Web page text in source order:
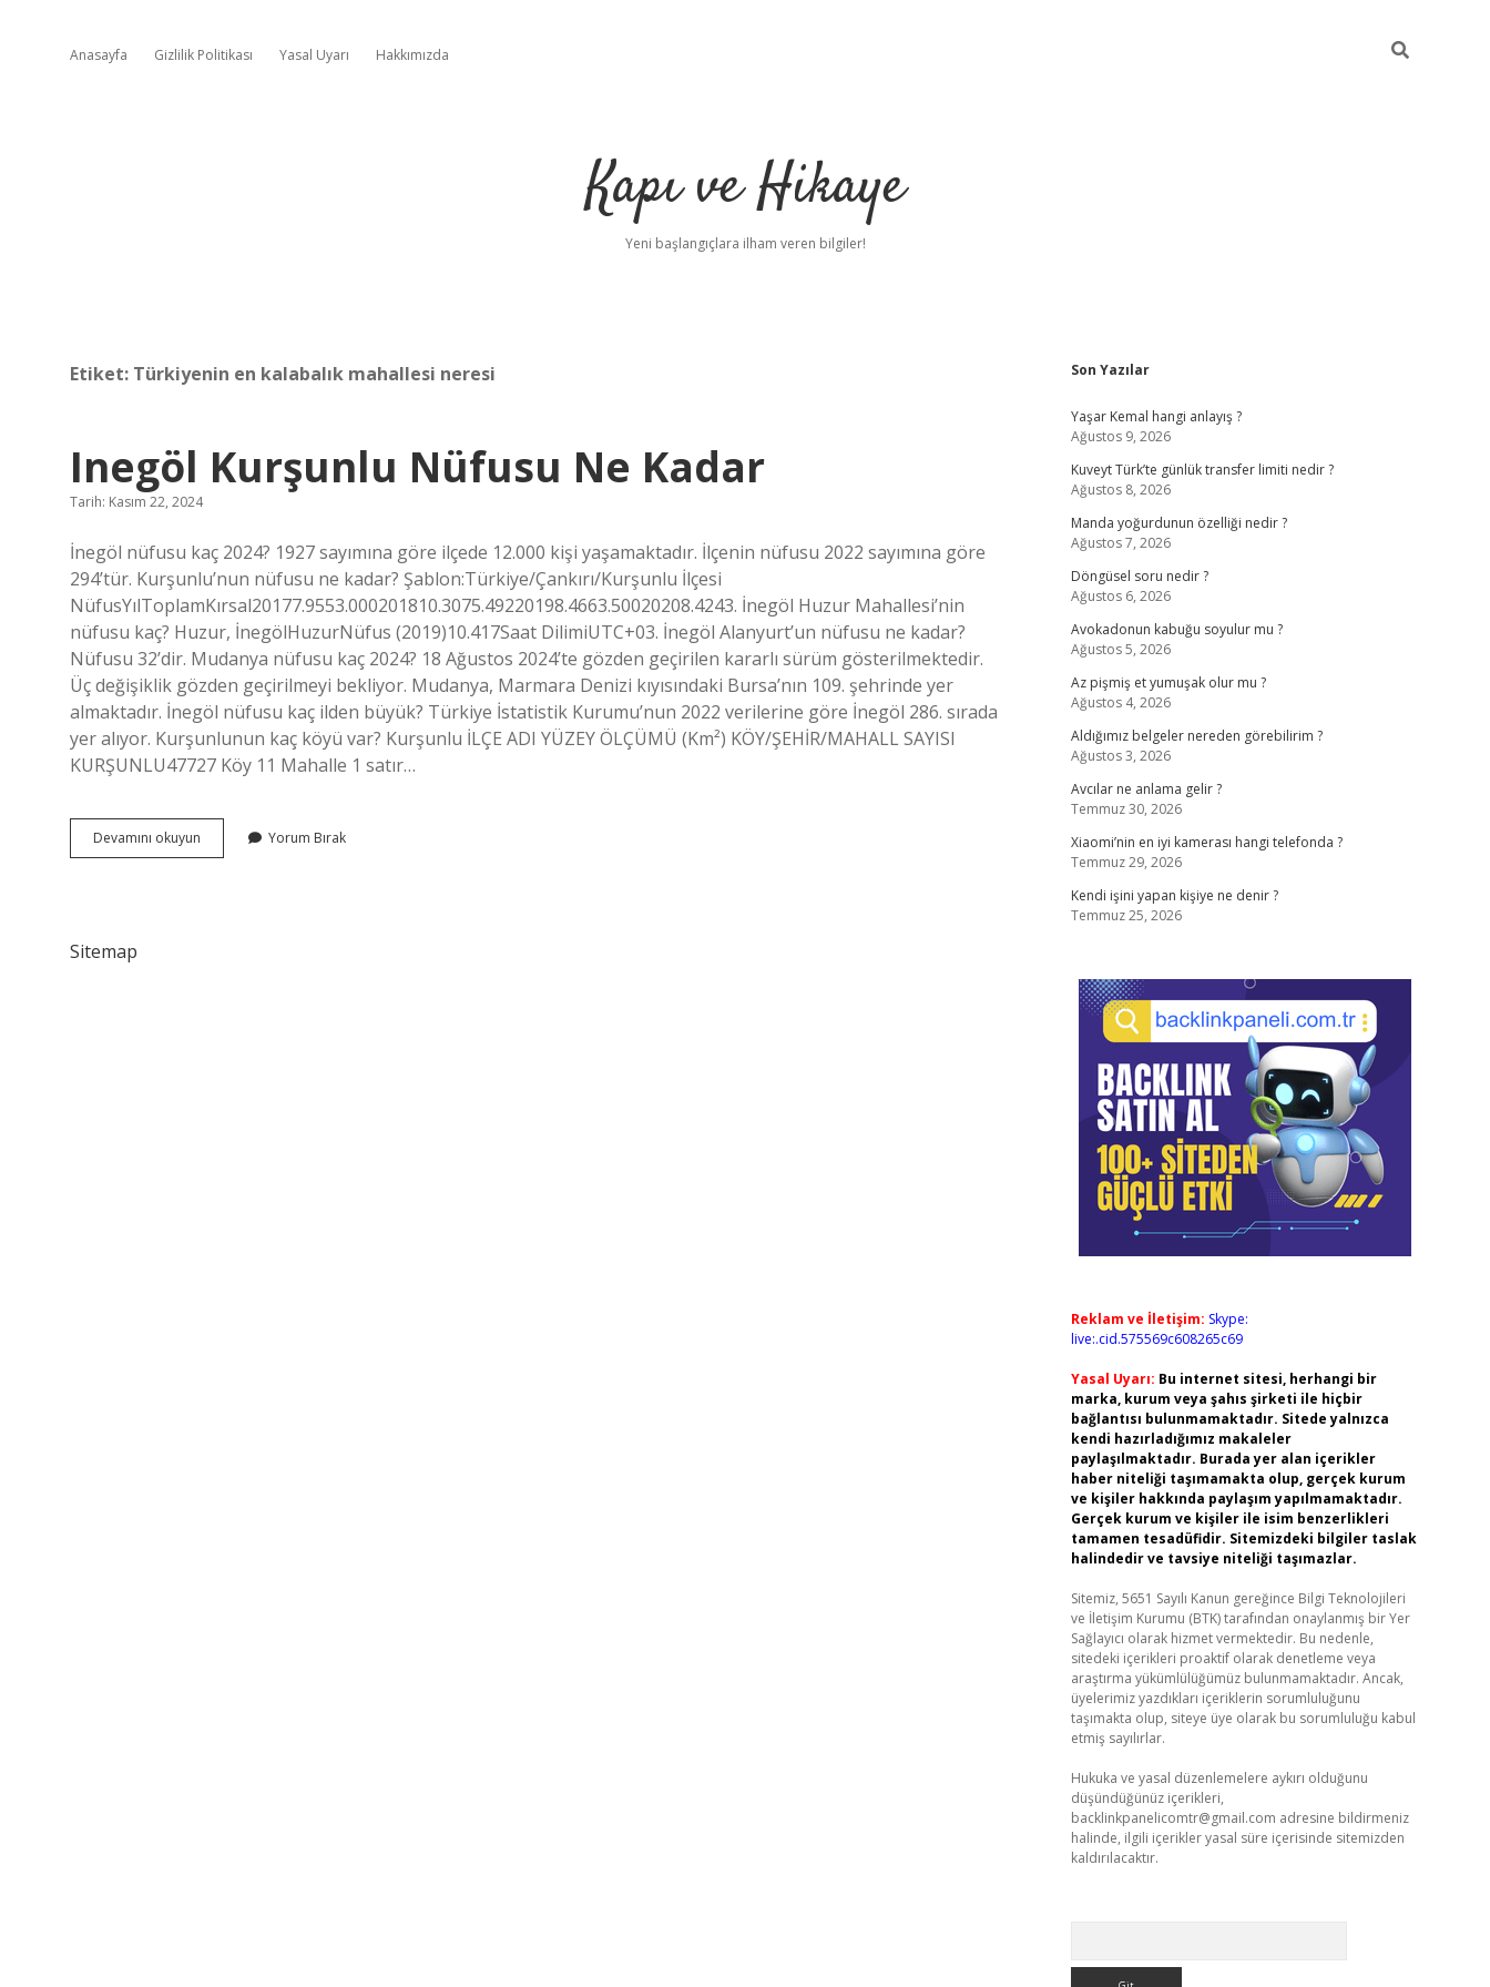
Anasayfa Gizlilik Politikası Yasal Uyarı Hakkımızda
Kapı ve Hikaye
Yeni başlangıçlara ilham veren bilgiler!
Etiket: Türkiyenin en kalabalık mahallesi neresi
Inegöl Kurşunlu Nüfusu Ne Kadar
Tarih: Kasım 22, 2024
İnegöl nüfusu kaç 2024? 1927 sayımına göre ilçede 12.000 kişi yaşamaktadır. İlçenin nüfusu 2022 sayımına göre
294’tür. Kurşunlu’nun nüfusu ne kadar? Şablon:Türkiye/Çankırı/Kurşunlu İlçesi
NüfusYılToplamKırsal20177.9553.000201810.3075.49220198.4663.50020208.4243. İnegöl Huzur Mahallesi’nin
nüfusu kaç? Huzur, İnegölHuzurNüfus (2019)10.417Saat DilimiUTC+03. İnegöl Alanyurt’un nüfusu ne kadar?
Nüfusu 32’dir. Mudanya nüfusu kaç 2024? 18 Ağustos 2024’te gözden geçirilen kararlı sürüm gösterilmektedir.
Üç değişiklik gözden geçirilmeyi bekliyor. Mudanya, Marmara Denizi kıyısındaki Bursa’nın 109. şehrinde yer
almaktadır. İnegöl nüfusu kaç ilden büyük? Türkiye İstatistik Kurumu’nun 2022 verilerine göre İnegöl 286. sırada
yer alıyor. Kurşunlunun kaç köyü var? Kurşunlu İLÇE ADI YÜZEY ÖLÇÜMÜ (Km²) KÖY/ŞEHİR/MAHALL SAYISI
KURŞUNLU47727 Köy 11 Mahalle 1 satır…
Devamını okuyun
Kurşunlu
Yorum Bırak
Sitemap
Sidebar
Son Yazılar
Yaşar Kemal hangi anlayış ?
Ağustos 9, 2026
Kuveyt Türk’te günlük transfer limiti nedir ?
Ağustos 8, 2026
Manda yoğurdunun özelliği nedir ?
Ağustos 7, 2026
Döngüsel soru nedir ?
Ağustos 6, 2026
Avokadonun kabuğu soyulur mu ?
Ağustos 5, 2026
Az pişmiş et yumuşak olur mu ?
Ağustos 4, 2026
Aldığımız belgeler nereden görebilirim ?
Ağustos 3, 2026
Avcılar ne anlama gelir ?
Temmuz 30, 2026
Xiaomi’nin en iyi kamerası hangi telefonda ?
Temmuz 29, 2026
Kendi işini yapan kişiye ne denir ?
Temmuz 25, 2026
Reklam ve İletişim: Skype:
live:.cid.575569c608265c69
Yasal Uyarı: Bu internet sitesi, herhangi bir
marka, kurum veya şahıs şirketi ile hiçbir
bağlantısı bulunmamaktadır. Sitede yalnızca
kendi hazırladığımız makaleler
paylaşılmaktadır. Burada yer alan içerikler
haber niteliği taşımamakta olup, gerçek kurum
ve kişiler hakkında paylaşım yapılmamaktadır.
Gerçek kurum ve kişiler ile isim benzerlikleri
tamamen tesadüfidir. Sitemizdeki bilgiler taslak
halindedir ve tavsiye niteliği taşımazlar.
Sitemiz, 5651 Sayılı Kanun gereğince Bilgi Teknolojileri
ve İletişim Kurumu (BTK) tarafından onaylanmış bir Yer
Sağlayıcı olarak hizmet vermektedir. Bu nedenle,
sitedeki içerikleri proaktif olarak denetleme veya
araştırma yükümlülüğümüz bulunmamaktadır. Ancak,
üyelerimiz yazdıkları içeriklerin sorumluluğunu
taşımakta olup, siteye üye olarak bu sorumluluğu kabul
etmiş sayılırlar.
Hukuka ve yasal düzenlemelere aykırı olduğunu
düşündüğünüz içerikleri,
backlinkpanelicomtr@gmail.com adresine bildirmeniz
halinde, ilgili içerikler yasal süre içerisinde sitemizden
kaldırılacaktır.